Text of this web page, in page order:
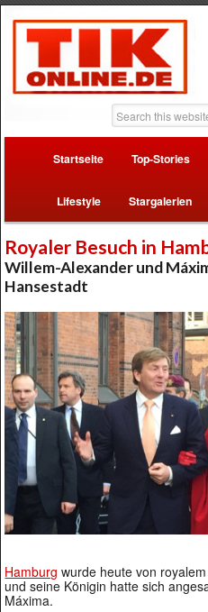
Startseite Top-Stories
Lifestyle Stargalerien
Royaler Besuch in
Willem-Alexander und
Hansestadt
Hamburg wurde heute von
und seine Königin hatte sich
Máxima.